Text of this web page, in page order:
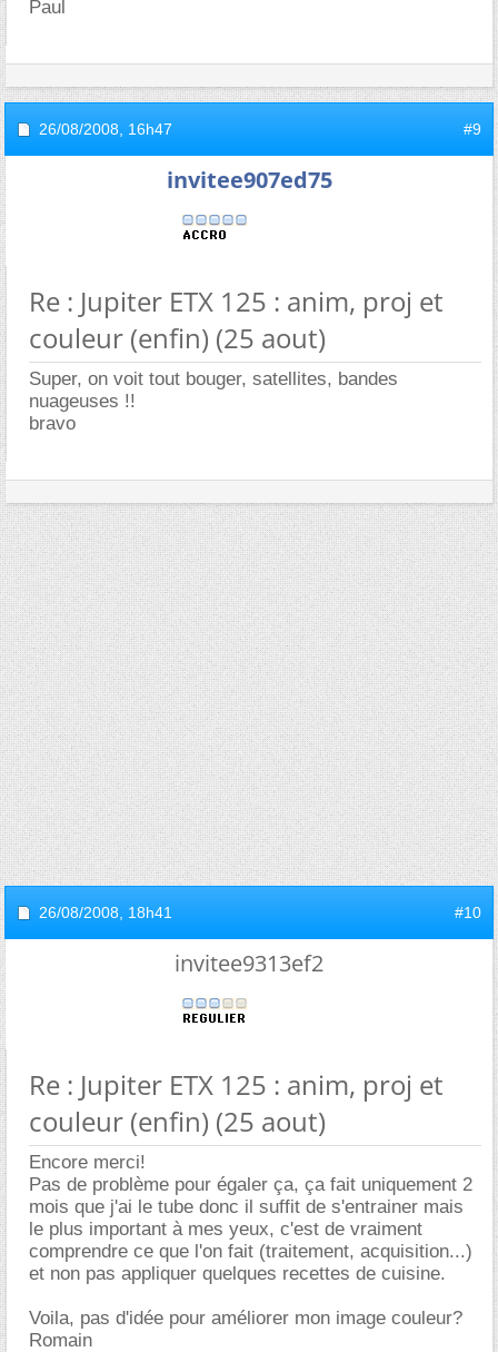
Paul
26/08/2008, 16h47 #9
invitee907ed75
Re : Jupiter ETX 125 : anim, proj et
couleur (enfin) (25 aout)
Super, on voit tout bouger, satellites, bandes
nuageuses !!
bravo
26/08/2008, 18h41 #10
invitee9313ef2
Re : Jupiter ETX 125 : anim, proj et
couleur (enfin) (25 aout)
Encore merci!
Pas de problème pour égaler ça, ça fait uniquement 2
mois que j'ai le tube donc il suffit de s'entrainer mais
le plus important à mes yeux, c'est de vraiment
comprendre ce que l'on fait (traitement, acquisition...)
et non pas appliquer quelques recettes de cuisine.
Voila, pas d'idée pour améliorer mon image couleur?
Romain